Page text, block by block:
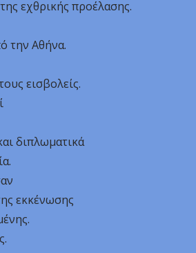
εχθρικής προέλασης.
την Αθήνα.
εισβολείς.
διπλωματικά
εκκένωσης